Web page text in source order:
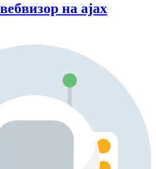
на ajax